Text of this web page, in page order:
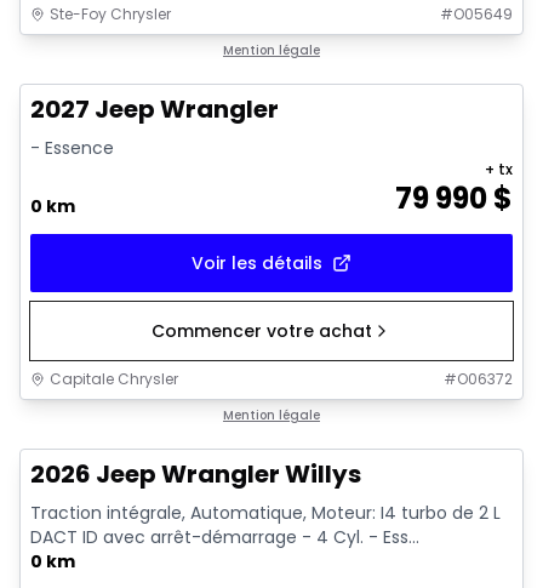
Ste-Foy Chrysler #O05649
Mention légale
2027 Jeep Wrangler
- Essence
0 km 79 990$
+ tx
Voir les détails
Commencer votre achat
Capitale Chrysler #O06372
Mention légale
2026 Jeep Wrangler Willys
Traction intégrale, Automatique, Moteur: I4 turbo de 2 L
DACT ID avec arrêt-démarrage - 4 Cyl. - Ess...
0 km